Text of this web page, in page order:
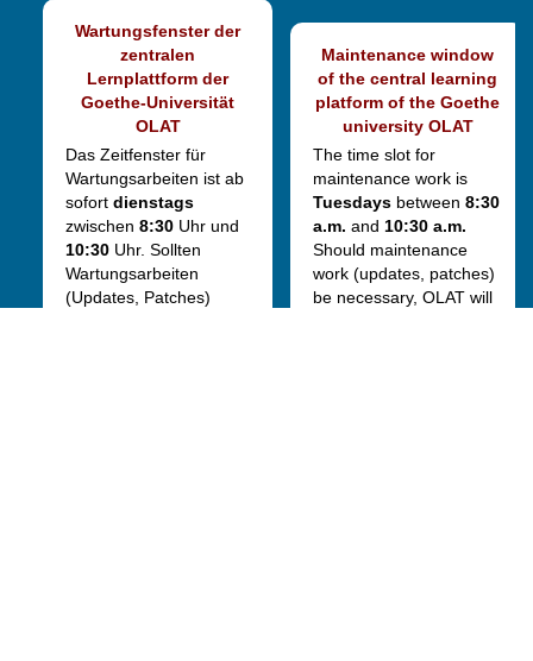
Wartungsfenster der
zentralen
Lernplattform der
Goethe-Universität
OLAT
Das Zeitfenster für
Wartungsarbeiten ist ab
sofort dienstags
zwischen 8:30Uhr und
10:30Uhr. Sollten
Wartungsarbeiten
(Updates, Patches)
Maintenance window
of the central learning
platform of the Goethe
university OLAT
The time slot for
maintenance work is
Tuesdaysbetween 8:30
a.m. and 10:30 a.m.
Should maintenance
work (updates, patches)
be necessary, OLAT will